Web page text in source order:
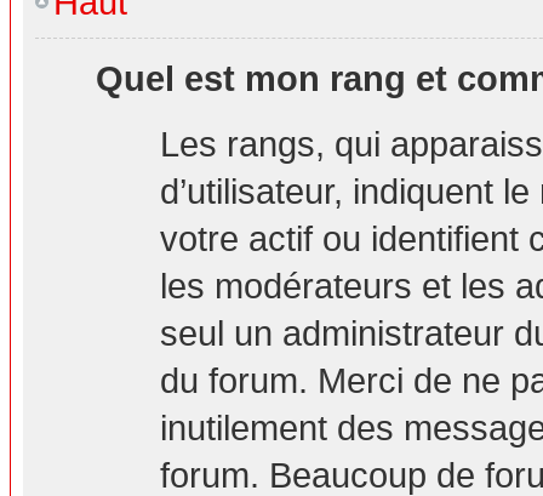
Quel est mon rang et
Les rangs, qui
d’utilisateur, indiquent
votre actif ou identifient
les modérateurs et les
seul un administrateur
du forum. Merci de ne
inutilement des
forum. Beaucoup de